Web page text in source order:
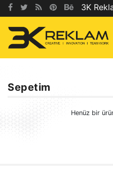
3K
Sepetim
Henüz bir